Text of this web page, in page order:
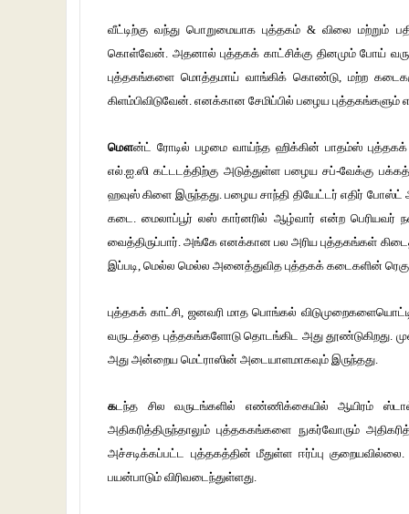
வீட்டிற்கு வந்து பொறுமையாக புத்தகம் & விலை மற்றும்
கொள்வேன். அதனால் புத்தகக் காட்சிக்கு தினமும் போய்
புத்தகங்களை மொத்தமாய் வாங்கிக் கொண்டு, மற்ற
கிளம்பிவிடுவேன். எனக்கான சேமிப்பில் பழைய
மௌன்ட் ரோடில் பழமை வாய்ந்த ஹிக்கின் பாதம்ஸ் புத்தகக்
எல்.ஐ.ஸி கட்டடத்திற்கு அடுத்துள்ள பழைய சப்-வேக்கு
ஹவுஸ் கிளை இருந்தது. பழைய சாந்தி தியேட்டர் எதிர்
கடை. மைலாப்பூர் லஸ் கார்னரில் ஆழ்வார் என்ற பெரியவர்
வைத்திருப்பார். அங்கே எனக்கான பல அரிய புத்தகங்கள்
இப்படி, மெல்ல மெல்ல அனைத்துவித புத்தகக் கடைகளின்
புத்தகக் காட்சி, ஜனவரி மாத பொங்கல்
வருடத்தை புத்தகங்களோடு தொடங்கிட அது
அது அன்றைய மெட்ராஸின் அடையாளமாகவும் இருந்தது.
கடந்த சில வருடங்களில் எண்ணிக்கையில் ஆயிரம்
அதிகரித்திருந்தாலும் புத்தககங்களை நுகர்வோரும்
அச்சடிக்கப்பட்ட புத்தகத்தின் மீதுள்ள ஈர்ப்பு
பயன்பாடும் விரிவடைந்துள்ளது.